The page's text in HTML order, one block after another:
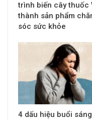
trình biến cây thuốc
thành sản phẩm
sóc sức khỏe
4 dấu hiệu buổi